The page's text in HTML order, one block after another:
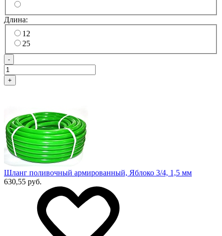
Длина:
12
25
-
+
Шланг поливочный армированный, Яблоко 3/4, 1,5 мм
630,55 руб.